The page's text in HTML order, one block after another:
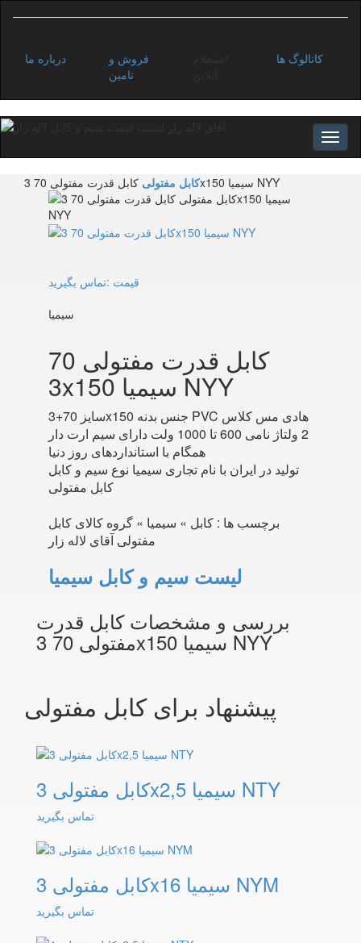
درباره ما
فروش و
تامین
کاتالوگ ها
کابل مفتولی کابل قدرت مفتولی 70 3x150 سیمیا NYY
قیمت :تماس بگیرید
سیمیا
کابل قدرت مفتولی 70
3x150 سیمیا NYY
سایز 70+3x150 جنس بدنه PVC هادی مس کلاس
2 ولتاژ نامی 600 تا 1000 ولت دارای سیم ارت دار
همگام با استانداردهای روز دنیا
تولید در ایران با نام تجاری سیمیا نوع سیم و کابل
کابل مفتولی
برچسب ها : کابل » سیمیا » گروه کالای کابل
مفتولی آقای لاله زار
لیست سیم و کابل سیمیا
بررسی و مشخصات کابل قدرت
مفتولی 70 3x150 سیمیا NYY
پیشنهاد برای کابل مفتولی
کابل مفتولی 3x2,5 سیمیا NTY
تماس بگیرید
کابل مفتولی 3x16 سیمیا NYM
تماس بگیرید